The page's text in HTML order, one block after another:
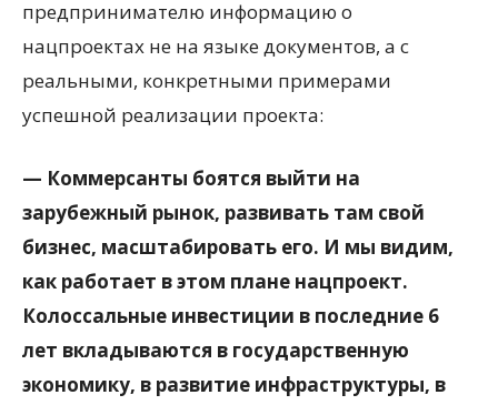
предпринимателю информацию о
нацпроектах не на языке документов, а с
реальными, конкретными примерами
успешной реализации проекта:
— Коммерсанты боятся выйти на
зарубежный рынок, развивать там свой
бизнес, масштабировать его. И мы видим,
как работает в этом плане нацпроект.
Колоссальные инвестиции в последние 6
лет вкладываются в государственную
экономику, в развитие инфраструктуры, в